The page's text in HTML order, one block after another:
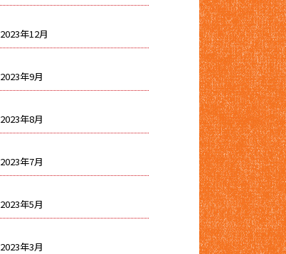
2023年12月
2023年9月
2023年8月
2023年7月
2023年5月
2023年3月